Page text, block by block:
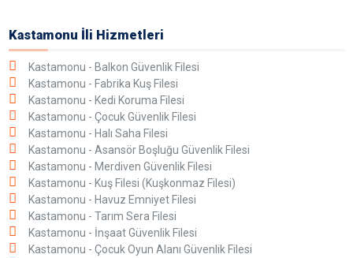
Kastamonu İli Hizmetleri
Kastamonu - Balkon Güvenlik Filesi
Kastamonu - Fabrika Kuş Filesi
Kastamonu - Kedi Koruma Filesi
Kastamonu - Çocuk Güvenlik Filesi
Kastamonu - Halı Saha Filesi
Kastamonu - Asansör Boşluğu Güvenlik Filesi
Kastamonu - Merdiven Güvenlik Filesi
Kastamonu - Kuş Filesi (Kuşkonmaz Filesi)
Kastamonu - Havuz Emniyet Filesi
Kastamonu - Tarım Sera Filesi
Kastamonu - İnşaat Güvenlik Filesi
Kastamonu - Çocuk Oyun Alanı Güvenlik Filesi